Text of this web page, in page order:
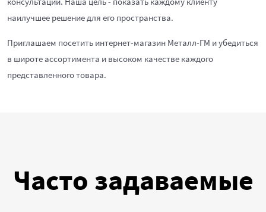
наилучшее решение для его пространства.
Приглашаем посетить интернет-магазин Металл-ГМ и убедиться
в широте ассортимента и высоком качестве каждого
представленного товара.
Часто задаваемые